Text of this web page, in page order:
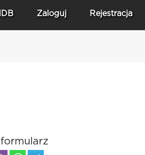
Zaloguj Rejestracja